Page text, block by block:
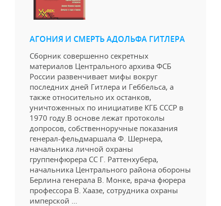
АГОНИЯ И СМЕРТЬ АДОЛЬФА ГИТЛЕРА
Сборник совершенно секретных
материалов Центрального архива ФСБ
России развенчивает мифы вокруг
последних дней Гитлера и Геббельса, а
также относительно их останков,
уничтоженных по инициативе КГБ СССР в
1970 году.В основе лежат протоколы
допросов, собственноручные показания
генерал-фельдмаршала Ф. Шернера,
начальника личной охраны
группенфюрера СС Г. Раттенхубера,
начальника Центрального района обороны
Берлина генерала В. Монке, врача фюрера
профессора В. Хаазе, сотрудника охраны
имперской …